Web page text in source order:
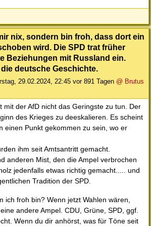
nix, sondern bin froh, dass dort ein
wird. Die SPD trat früher
Beziehungen mit Russland ein.
deutsche Geschichte.
29.02.2024, 22:45 vor 891 Tagen @ Brutus
mit der AfD nicht das Geringste zu tun. Der
des Krieges zu deeskalieren. Es scheint
einen Punkt gekommen zu sein, wo er
ihm seit Amtsantritt gemacht.
anderen Mist, den die Ampel verbrochen
jedenfalls etwas richtig gemacht..... und
Tradition der SPD.
ich froh bin? Wenn jetzt Wahlen wären,
andere Ampel. CDU, Grüne, SPD, ggf.
Wenn du dir anhörst, was für Töne seit